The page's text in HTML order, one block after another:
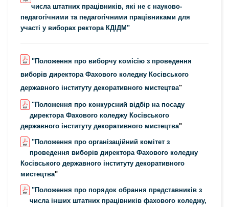
числа штатних працівників, які не є науково-
педагогічними та педагогічними працівниками для
участі у виборах ректора КДІДМ"
"Положення про виборчу комісію з проведення
виборів директора Фахового коледжу Косівського
державного інституту декоративного мистецтва"
"Положення про конкурсний відбір на посаду
директора Фахового коледжу Косівського
державного інституту декоративного мистецтва"
"Положення про організаційний комітет з
проведення виборів директора Фахового коледжу
Косівського державного інституту декоративного
мистецтва"
"Положення про порядок обрання представників з
числа інших штатних працівників фахового коледжу,